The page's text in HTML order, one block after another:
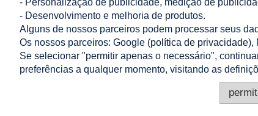
- Desenvolvimento e melhoria de produtos.
Alguns de nossos parceiros podem processar seus
Os nossos parceiros: Google (política de privacidade),
Se selecionar "permitir apenas o necessário",
preferências a qualquer momento, visitando as